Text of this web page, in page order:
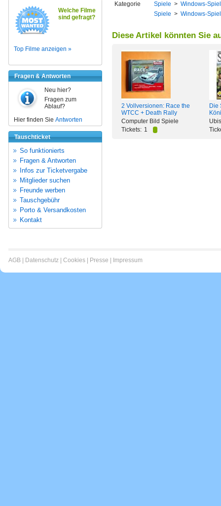
Welche Filme
sind gefragt?
Top Filme anzeigen »
Fragen & Antworten
Neu hier?
Fragen zum
Ablauf?
Hier finden Sie Antworten
Tauschticket
So funktionierts
Fragen & Antworten
Infos zur Ticketvergabe
Mitglieder suchen
Freunde werben
Tauschgebühr
Porto & Versandkosten
Kontakt
Kategorie Spiele > Windows-
Spiele > Windows-
Diese Artikel könnten Sie
2 Vollversionen: Race the
WTCC + Death Rally
Computer Bild Spiele
Tickets: 1
Die
AGB Datenschutz Cookies Presse Impressum